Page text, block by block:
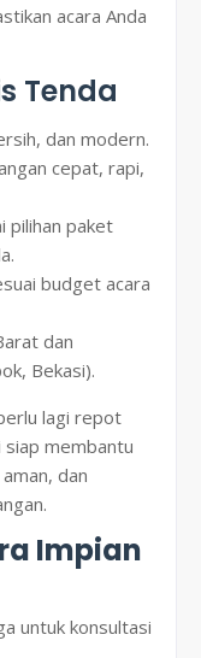
acara Anda
Tenda
dan modern.
cepat, rapi,
pilihan paket
budget acara
dan
Bekasi).
lagi repot
siap membantu
dan
Impian
untuk konsultasi